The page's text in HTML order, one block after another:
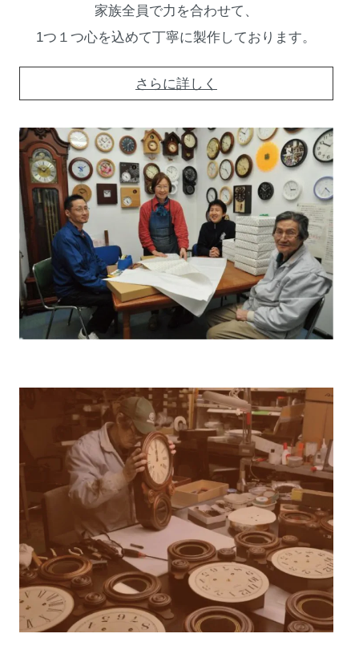
家族全員で力を合わせて、
1つ１つ心を込めて丁寧に製作しております。
さらに詳しく